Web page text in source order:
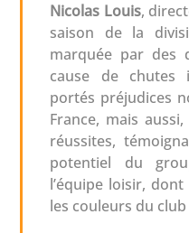
Nicolas Louis,
saison de la
marquée par des
cause de chutes
portés préjudices
France, mais
réussites,
potentiel du
l’équipe loisir,
les couleurs du